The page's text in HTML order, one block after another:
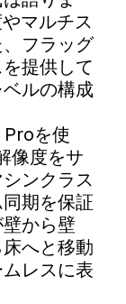
マルチス
フラッグ
提供して
ルの構成
を使
像度をサ
ンクラス
期を保証
から壁
へと移動
レスに表